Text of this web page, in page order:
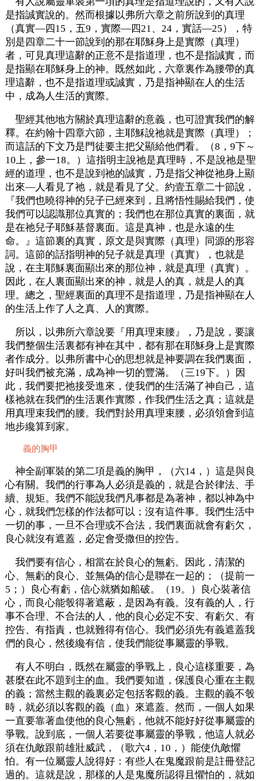
是指誠實說的。然而根據以弗所六章之前所說到的真理
（真實—四15，五9，實際—四21、24，實話—25），特
別是四章二十一節說到的那在耶穌身上是實際（真理）
者，可見真理這辭的正意不是指道理，也不是指誠實，而
是指顯在耶穌身上的神。既然如此，六章裏作為腰帶的真
理這辭，也不是指道理或誠實，乃是指神顯在人的生活
中，成為人生活的實際。
聖經其他地方關於真理這辭的意義，也可證實我們的解
釋。在約翰十四章六節，主耶穌說祂就是實際（真理）；
而這話的下文乃是門徒要主把父顯給他們看。（8，9下～
10上，參一18。）這指明主說祂是真理時，不是說祂是聖
經的道理，也不是說到祂的誠實，乃是指父神從祂身上顯
出來—人看見了祂，就是看見了父。約壹五章二十節說，
『我們也曉得神的兒子已經來到，且將悟性賜給我們，使
我們可以認識那位真實的；我們也在那位真實的裏面，就
是在祂兒子耶穌基督裏面。這是真神，也是永遠的生
命。』這節裏的真實，原文是與實際（真理）同源的形容
詞。這節的話指明神的兒子就是真理（真實），也就是
說，在主耶穌裏面顯出來的那位神，就是真理（真實）。
因此，在人裏面顯出來的神，就是人的真，就是人的真
理。總之，聖經裏面的真理不是指道理，乃是指神顯在人
的生活上作了人之真、人的實際。
所以，以弗所六章說要『用真理束腰』，乃是說，要讓
我們整個生活裏都有神在其中，都有那在耶穌身上是實際
者作成分。以弗所書中心的思想就是神要調在我們裏面，
好叫我們被充滿，成為神一切的豐滿。（三19下。）因
此，我們要把祂接受進來，使我們的生活滿了神自己，這
樣祂就在我們的生活裏作實際，作我們生活之真；這就是
用真理束我們的腰。我們對於用真理束腰，必須領會到這
地步纔算到家。
義的胸甲
神全副軍裝的第二項是義的胸甲，（六14，）這是與良
心有關。我們的行事為人必須是義的，就是合於律法、手
續、規矩。我們不能說我們凡事都是為著神，都以神為中
心，就我們怎樣的作法都可以；沒有這件事。我們生活中
一切的事，一旦不合理或不合法，我們裏面就會有虧欠，
良心就沒有遮蓋，必定會受撒但的控告。
我們要有信心，相當在於良心的無虧。因此，清潔的
心、無虧的良心、並無偽的信心是聯在一起的；（提前一
5；）良心有虧，信心就猶如船破。（19。）良心裝著信
心，而良心能彀得著遮蔽，是因為有義。沒有義的人，行
事不合理、不合法的人，他的良心必定不安、有虧欠、有
控告、有指責，也就難得有信心。我們必須先有義遮蓋我
們的良心，然後纔有信，使我們能從事屬靈的爭戰。
有人不明白，既然在屬靈的爭戰上，良心這樣重要，為
甚麼在此不題到主的血。我們要知道，保護良心重在主觀
的義；當然主觀的義裏必定包括客觀的義。主觀的義不彀
時，就必須以客觀的義（血）來遮蓋。然而，一個人如果
一直要靠著血使他的良心無虧，他就不能好好從事屬靈的
爭戰。說到底，一個人若要從事屬靈的爭戰，他這人就必
須在仇敵跟前雄壯威武，（歌六4，10，）能使仇敵懼
怕。有一位屬靈人說得好：有些人在鬼魔跟前是註冊登記
過的。這就是說，那樣的人是鬼魔所認得且懼怕的，就如